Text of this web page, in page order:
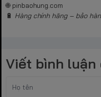
🌐 pinbaohung.com
🔋 Hàng chính hãng – bảo
Viết bình luận